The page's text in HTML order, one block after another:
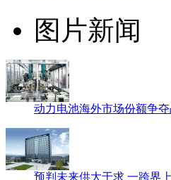
图片新闻
动力电池海外市场份额争
预判未来供大于求 一跨界